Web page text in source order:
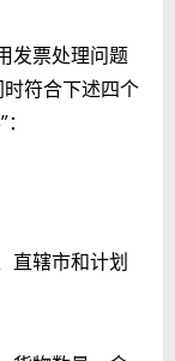
发票处理问题
符合下述四个
直辖市和计划